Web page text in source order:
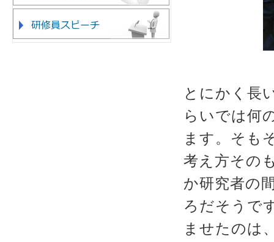
とにかく長
らいでは何
ます。そも
考え方その
か研究者の
ろだそうで
ませたのは